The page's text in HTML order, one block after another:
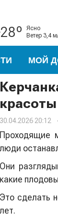
ясно
ветер 3,4
МОЙ
30.04.2026 20:12
Проходящие
люди
Они
какие
Это сделать
лет.